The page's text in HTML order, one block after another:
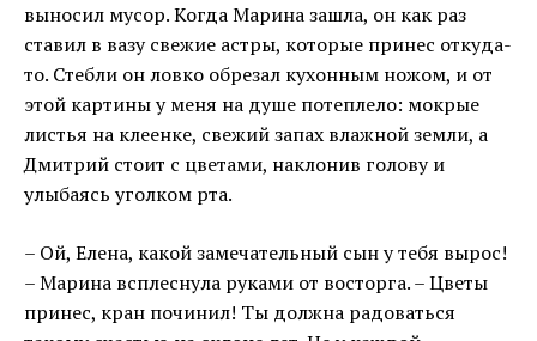
выносил мусор. Когда Марина зашла, он как раз
ставил в вазу свежие астры, которые принес откуда-
то. Стебли он ловко обрезал кухонным ножом, и от
этой картины у меня на душе потеплело: мокрые
листья на клеенке, свежий запах влажной земли, а
Дмитрий стоит с цветами, наклонив голову и
улыбаясь уголком рта.
– Ой, Елена, какой замечательный сын у тебя вырос!
– Марина всплеснула руками от восторга. – Цветы
принес, кран починил! Ты должна радоваться